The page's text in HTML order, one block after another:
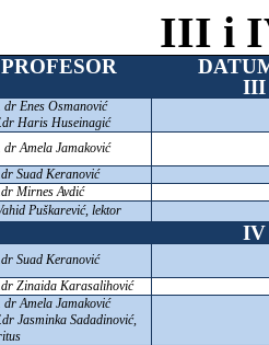
III i
PROFESOR
III
dr Enes Osmanović
Haris Huseinagić
dr Amela Jamaković
Suad Keranović
Mirnes Avdić
Puškarević, lektor
IV
Suad Keranović
Zinaida Karasalihović
dr Amela Jamaković
Jasminka Sadadinović,